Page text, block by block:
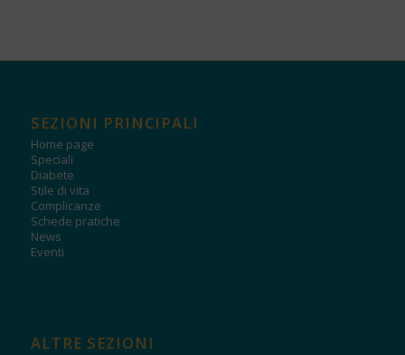
SEZIONI PRINCIPALI
Home page
Speciali
Diabete
Stile di vita
Complicanze
Schede pratiche
News
Eventi
ALTRE SEZIONI